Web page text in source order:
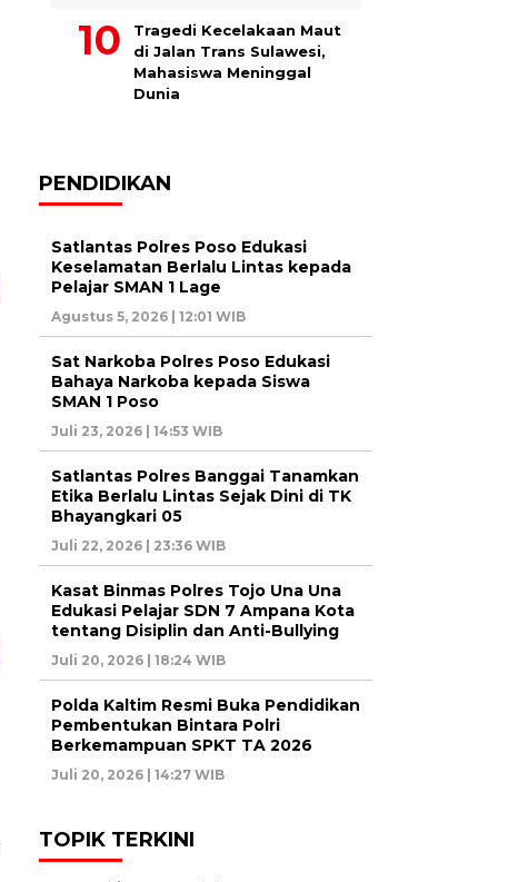
Tragedi Kecelakaan Maut
di Jalan Trans Sulawesi,
Mahasiswa Meninggal
Dunia
PENDIDIKAN
Satlantas Polres Poso Edukasi
Keselamatan Berlalu Lintas kepada
Pelajar SMAN 1 Lage
Agustus 5, 2026 | 12:01 WIB
Sat Narkoba Polres Poso Edukasi
Bahaya Narkoba kepada Siswa
SMAN 1 Poso
Juli 23, 2026 | 14:53 WIB
Satlantas Polres Banggai Tanamkan
Etika Berlalu Lintas Sejak Dini di TK
Bhayangkari 05
Juli 22, 2026 | 23:36 WIB
Kasat Binmas Polres Tojo Una Una
Edukasi Pelajar SDN 7 Ampana Kota
tentang Disiplin dan Anti-Bullying
Juli 20, 2026 | 18:24 WIB
Polda Kaltim Resmi Buka Pendidikan
Pembentukan Bintara Polri
Berkemampuan SPKT TA 2026
Juli 20, 2026 | 14:27 WIB
TOPIK TERKINI